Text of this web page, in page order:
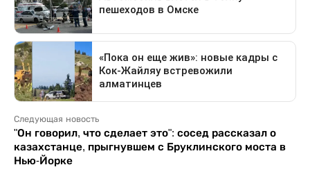
Следующая новость
"Он говорил, что сделает это": сосед рассказал о
казахстанце, прыгнувшем с Бруклинского моста в
Нью-Йорке